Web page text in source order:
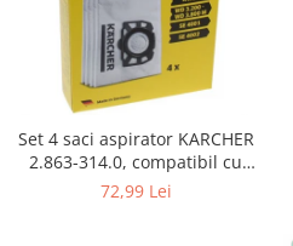
Mobila dormitor
Mobila gradina & terasa
Mobila Living & Dining
Organizare si depozitare
Rafturi
Set 4 saci aspirator KARCHER
2.863-314.0, compatibil cu
WD, KWD, SE
72,99 Lei